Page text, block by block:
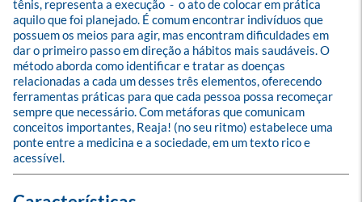
tênis, representa a execução  -  o ato de colocar em prática
aquilo que foi planejado. É comum encontrar indivíduos que
possuem os meios para agir, mas encontram dificuldades em
dar o primeiro passo em direção a hábitos mais saudáveis. O
método aborda como identificar e tratar as doenças
relacionadas a cada um desses três elementos, oferecendo
ferramentas práticas para que cada pessoa possa recomeçar
sempre que necessário. Com metáforas que comunicam
conceitos importantes, Reaja! (no seu ritmo) estabelece uma
ponte entre a medicina e a sociedade, em um texto rico e
acessível.